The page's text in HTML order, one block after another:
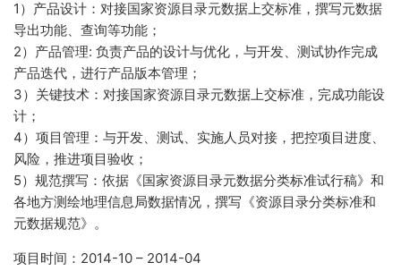
1）产品设计：对接国家资源目录元数据上交标准，撰写元数据
导出功能、查询等功能；
2）产品管理: 负责产品的设计与优化，与开发、测试协作完成
产品迭代，进行产品版本管理；
3）关键技术：对接国家资源目录元数据上交标准，完成功能设
计；
4）项目管理：与开发、测试、实施人员对接，把控项目进度、
风险，推进项目验收；
5）规范撰写：依据《国家资源目录元数据分类标准试行稿》和
各地方测绘地理信息局数据情况，撰写《资源目录分类标准和
元数据规范》。
项目时间：2014-10 – 2014-04